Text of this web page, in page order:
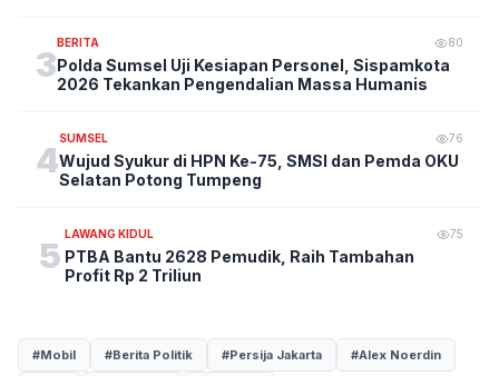
3
BERITA 80
Polda Sumsel Uji Kesiapan Personel, Sispamkota
2026 Tekankan Pengendalian Massa Humanis
4
SUMSEL 76
Wujud Syukur di HPN Ke-75, SMSI dan Pemda OKU
Selatan Potong Tumpeng
5
LAWANG KIDUL 75
PTBA Bantu 2628 Pemudik, Raih Tambahan
Profit Rp 2 Triliun
#Mobil #Berita Politik #Persija Jakarta #Alex Noerdin